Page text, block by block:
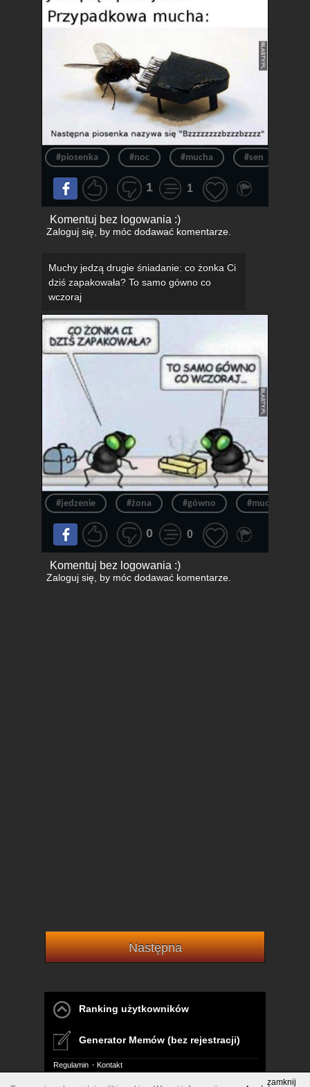
#piosenka #noc #mucha #sen
1 1
Komentuj bez logowania :)
Zaloguj się, by móc dodawać komentarze.
Muchy jedzą drugie śniadanie: co żonka Ci
dziś zapakowała? To samo gówno co
wczoraj
#jedzenie #żona #gówno #mucha
0 0
Komentuj bez logowania :)
Zaloguj się, by móc dodawać komentarze.
Następna
Ranking użytkowników
Generator Memów (bez rejestracji)
Regulamin Kontakt
zamknij